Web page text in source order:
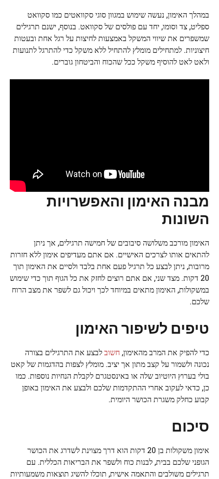
במהלך האימון, נעשה שימוש במגוון סוגי סקוואטים כמו סקוואט
ספליט, צד וסומו, יחד עם פולסים של סקוואט. בנוסף, ישנם תרגילים
שמשפרים את שיווי המשקל באמצעות לחיצות על רגל אחת ובעטות
חיצוניות. למתחילים מומלץ להתחיל ללא משקל כדי להתרגל לתנועות
ולאט לאט להוסיף משקל ככל שהכוח והביטחון גוברים.
מבנה האימון והאפשרויות
השונות
האימון מורכב משלושה סיבובים של חמישה תרגילים, אך ניתן
להתאים אותו לצרכים האישיים. אם אתם מעדיפים אימון ללא חזרות
מרובות, ניתן לבצע כל תרגיל פעם אחת בלבד ולסיים את האימון תוך
20 דקות. מצד שני, אם אתם רוצים לחזק את כל הגוף תוך כדי שימוש
במשקולות, האימון מתאים במיוחד לכך ויכול גם לשפר את מצב הרוח
שלכם.
טיפים לשיפור האימון
כדי להפיק את המרב מהאימון, חשובלבצע את התרגילים בצורה
נכונה ולשמור על קצב מתון אך יציב. מומלץ לצפות בהדגמות של קאט
בולי בערוץ היוטיוב שלה או באינסטגרם לקבלת הנחיות נוספות. כמו
כן, כדאי לעקוב אחרי ההתקדמות שלכם ולבצע את האימון באופן
קבוע כחלק משגרת הכושר היומית.
סיכום
אימון משקולות בן 20 דקות הוא דרך מצוינת לשדרג את הכושר
הגופני שלכם בבית, לבנות כוח ולשפר את הבריאות הכללית. עם
תרגילים משולבים והתאמה אישית, תוכלו להשיג תוצאות משמעותיות